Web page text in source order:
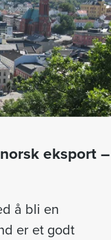
eksport –
å bli en
er et godt